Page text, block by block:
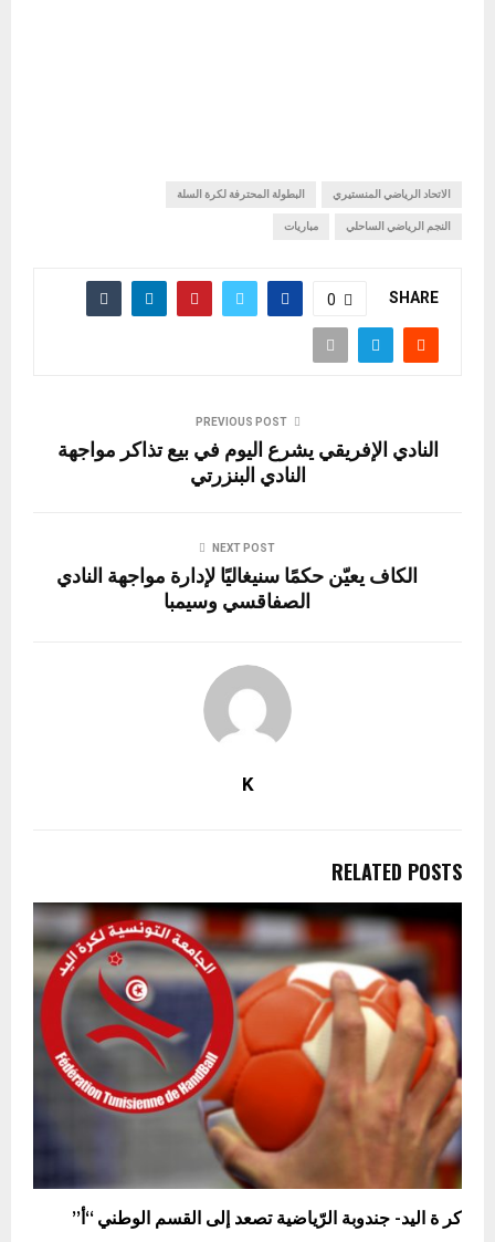
الاتحاد الرياضي المنستيري البطولة المحترفة لكرة السلة
النجم الرياضي الساحلي مباريات
SHARE
0
PREVIOUS POST
النادي الإفريقي يشرع اليوم في بيع تذاكر مواجهة
النادي البنزرتي
NEXT POST
الكاف يعيّن حكمًا سنيغاليًا لإدارة مواجهة النادي
الصفاقسي وسيمبا
K
RELATED POSTS
كر ة اليد- جندوبة الرّياضية تصعد إلى القسم الوطني “أ”